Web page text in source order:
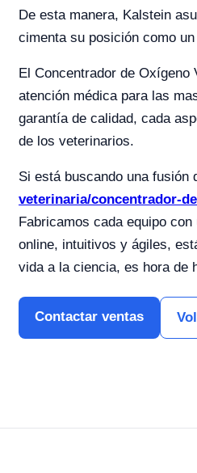
De esta manera, Kalstein
cimenta su posición como
El Concentrador de
atención médica para las
garantía de calidad, cada
de los veterinarios.
Si está buscando una fusión
veterinaria/concentrador-
Fabricamos cada equipo
online, intuitivos y ágiles,
vida a la ciencia, es hora de
Contactar ventas